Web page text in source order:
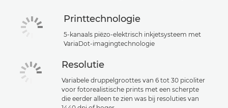
Printtechnologie
5-kanaals piëzo-elektrisch inkjetsysteem met
VariaDot-imagingtechnologie
Resolutie
Variabele druppelgroottes van 6 tot 30 picoliter
voor fotorealistische prints met een scherpte
die eerder alleen te zien was bij resoluties van